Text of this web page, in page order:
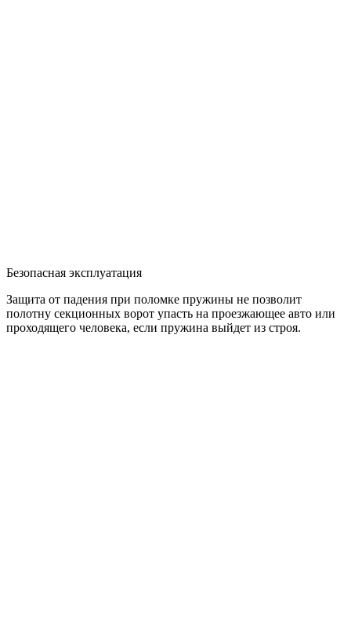
Безопасная эксплуатация
Защита от падения при поломке пружины не позволит
полотну секционных ворот упасть на проезжающее авто или
проходящего человека, если пружина выйдет из строя.